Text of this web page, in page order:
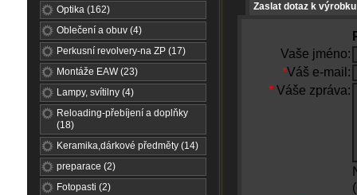
Optika (162)
Oblečení a obuv (4)
Perkusní revolvery-na ZP (17)
Montáže EAW (23)
Lampy, svítilny (4)
Reloading-přebíjení a doplňky
(18)
Keramika,dárkové předměty (14)
preparace (2)
Fotopasti (2)
Zaslat dotaz k výrobku
Vaše jméno:
*Váš e-mail:
* Váše zpráva: